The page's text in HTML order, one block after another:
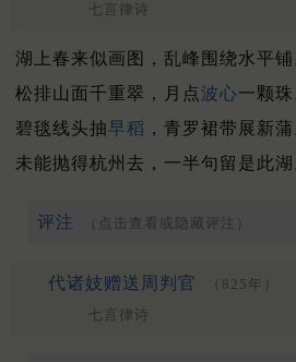
七言律诗
湖上春来似画图，乱峰围绕水平铺
松排山面千重翠，月点波心一颗珠
碧毯线头抽早稻 ，青罗裙带展新蒲
未能抛得杭州去，一半句留是此湖
评注 （点击查看或隐藏评注）
代诸妓赠送周判官 （825年）
七言律诗